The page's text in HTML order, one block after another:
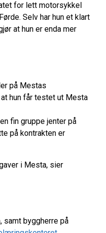
for lett motorsykkel
Selv har hun et klart
at hun er enda mer
på Mestas
hun får testet ut Mesta
fin gruppe jenter på
på kontrakten er
i Mesta, sier
samt byggherre på